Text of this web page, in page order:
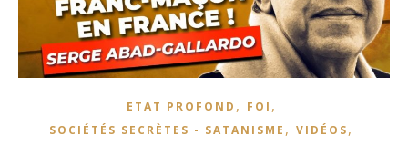
ETAT PROFOND , FOI ,
SOCIÉTÉS SECRÈTES - SATANISME , VIDÉOS,